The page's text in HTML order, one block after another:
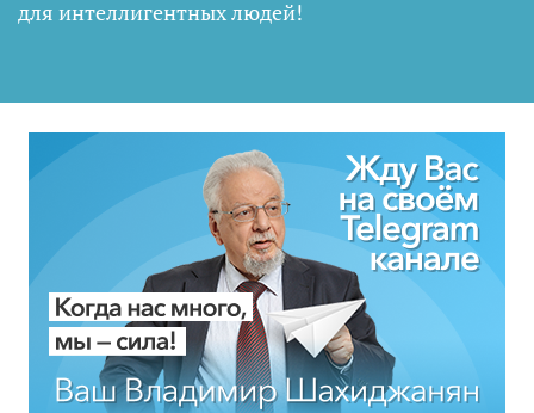
для интеллигентных людей!